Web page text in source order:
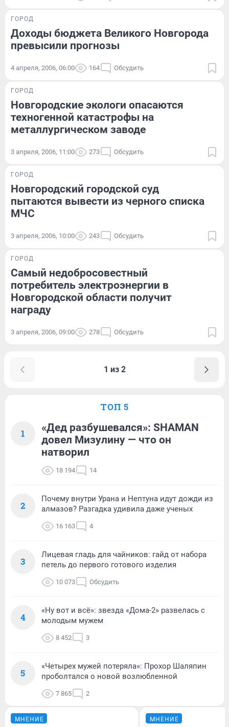
ГОРОД
Доходы бюджета Великого Новгорода
превысили прогнозы
4 апреля, 2006, 06:00 164 Обсудить
ГОРОД
Новгородские экологи опасаются
техногенной катастрофы на
металлургическом заводе
3 апреля, 2006, 11:00 273 Обсудить
ГОРОД
Новгородский городской суд
пытаются вывести из черного списка
МЧС
3 апреля, 2006, 10:00 243 Обсудить
ГОРОД
Самый недобросовестный
потребитель электроэнергии в
Новгородской области получит
награду
3 апреля, 2006, 09:00 278 Обсудить
1 из 2
ТОП 5
1
«Дед разбушевался»: SHAMAN
довел Мизулину — что он
натворил
18 194 14
2
Почему внутри Урана и Нептуна идут дожди из
алмазов? Разгадка удивила даже ученых
16 163 4
3
Лицевая гладь для чайников: гайд от набора
петель до первого готового изделия
10 073 Обсудить
4
«Ну вот и всё»: звезда «Дома-2» развелась с
молодым мужем
8 452 3
5
«Четырех мужей потеряла»: Прохор Шаляпин
проболтался о новой возлюбленной
7 865 2
МНЕНИЕ МНЕНИЕ